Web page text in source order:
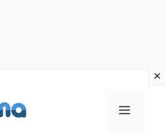
MENU